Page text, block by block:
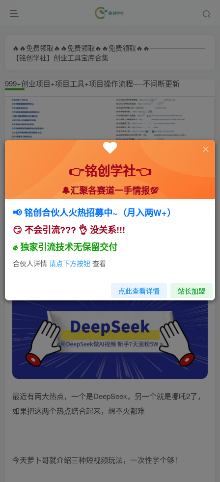
🔥🔥免费领取🔥🔥免费领取🔥🔥免费领取🔥🔥————————
【铭创学社】创业工具宝库合集
999+创业项目+项目工具+项目操作流程—-不间断更新
首页 🍻会员专享 💥实战拆解 正文
用DeepSeek做AI视频，新手7天涨粉5W+，保姆
级教程
小助手
1092 291
最近有两大热点，一个是DeepSeek，另一个就是哪吒2了，
如果把这两个热点结合起来，想不火都难
今天萝卜哥就介绍三种短视频玩法，一次性学个够！
👉铭创学社👈
🔔汇聚各赛道一手情报💯
📢 铭创合伙人火热招募中~（月入两W+）
😏 不会引流??? 👌 没关系!!!
✊ 独家引流技术无保留交付
合伙人详情 请点下方按钮 查看
点此查看详情 站长加盟